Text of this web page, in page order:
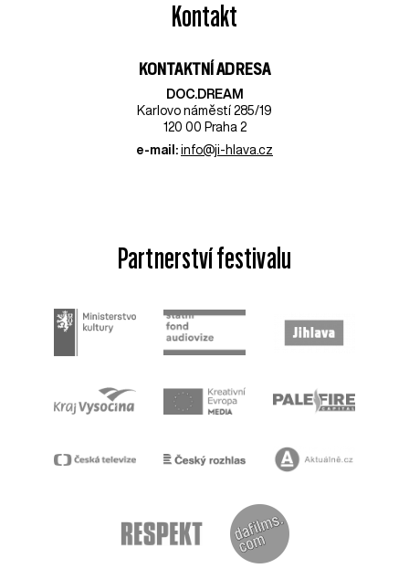
Kontakt
KONTAKTNÍ ADRESA
DOC.DREAM​
Karlovo náměstí 285/19
120 00 Praha 2
e-mail: info@ji-hlava.cz
Partnerství festivalu